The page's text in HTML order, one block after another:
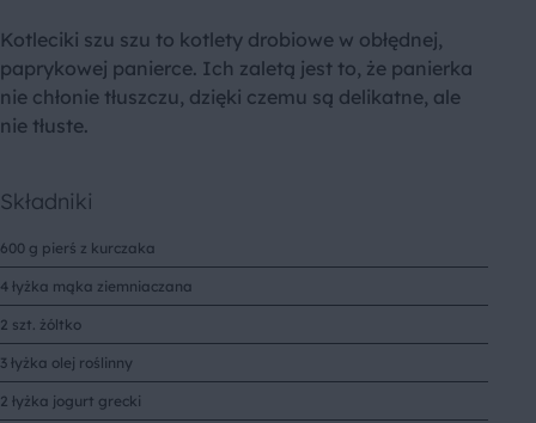
Kotleciki szu szu to kotlety drobiowe w obłędnej,
paprykowej panierce. Ich zaletą jest to, że panierka
nie chłonie tłuszczu, dzięki czemu są delikatne, ale
nie tłuste.
Składniki
600 g pierś z kurczaka
4 łyżka mąka ziemniaczana
2 szt. żóltko
3 łyżka olej roślinny
2 łyżka jogurt grecki